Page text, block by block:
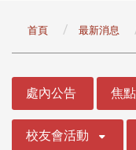
首頁 最新消息
處內公告 焦
校友會活動